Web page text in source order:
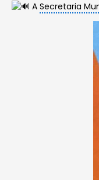
ASecretaria